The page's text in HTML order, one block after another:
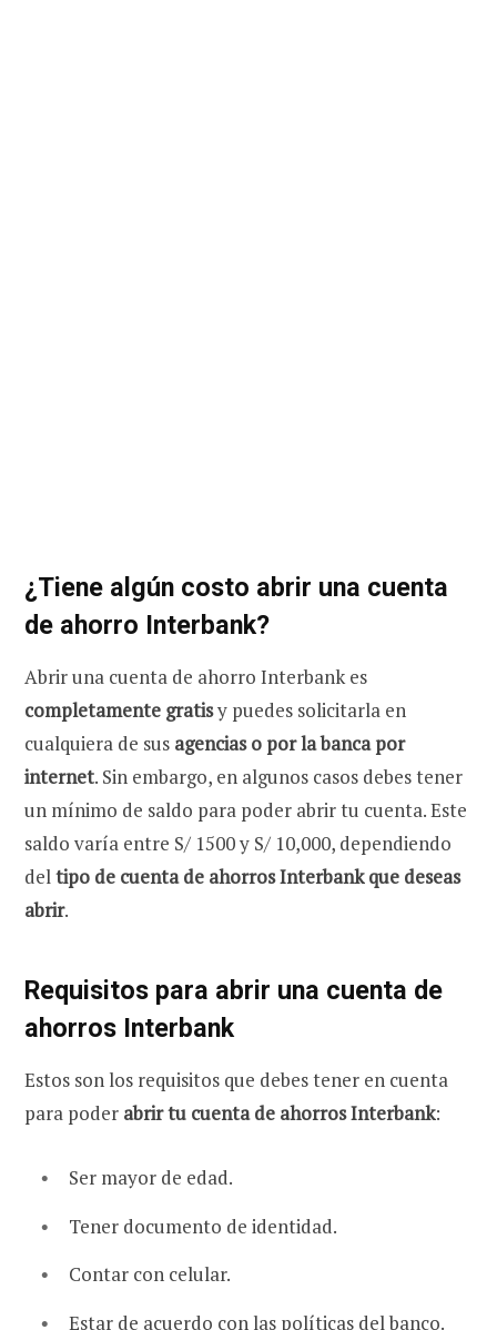
¿Tiene algún costo abrir una cuenta
de ahorro Interbank?
Abrir una cuenta de ahorro Interbank es
completamente gratisy puedes solicitarla en
cualquiera de sus agencias o por la banca por
internet. Sin embargo, en algunos casos debes tener
un mínimo de saldo para poder abrir tu cuenta. Este
saldo varía entre S/ 1500 y S/ 10,000, dependiendo
del tipo de cuenta de ahorros Interbank que deseas
abrir.
Requisitos para abrir una cuenta de
ahorros Interbank
Estos son los requisitos que debes tener en cuenta
para poder abrir tu cuenta de ahorros Interbank:
Ser mayor de edad.
Tener documento de identidad.
Contar con celular.
Estar de acuerdo con las políticas del banco.